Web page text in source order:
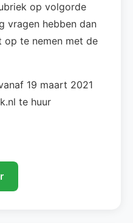
op volgorde
vragen hebben dan
te nemen met de
19 maart 2021
te huur